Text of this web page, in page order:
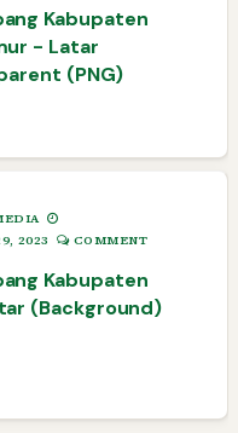
Kabupaten
- Latar
(PNG)
2023
COMMENT
Kabupaten
(Background)